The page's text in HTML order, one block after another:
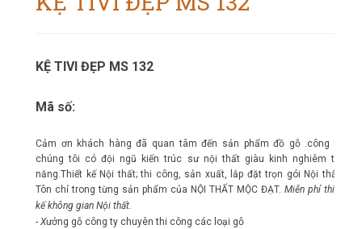
KỆ TIVI ĐẸP MS 132
Mã số:
Cảm ơn khách hàng đã quan tâm đến sản phẩm đồ gỗ .công ty
chúng tôi có đội ngũ kiến trúc sư nội thất giàu kinh nghiêm tài
năng.Thiết kế Nội thất; thi công, sản xuất, lắp đặt trọn gói Nội thất.
Tôn chỉ trong từng sản phẩm của NỘI THẤT MỘC ĐẠT. Miễn phí thiết
kế không gian Nội thất.
- Xưởng gỗ công ty chuyên thi công các loại gỗ